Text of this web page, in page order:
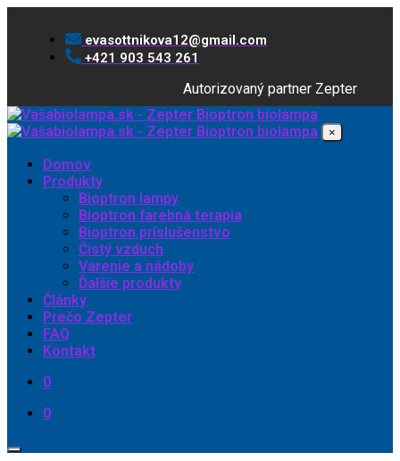
evasottnikova12@gmail.com
+421 903 543 261
Autorizovaný partner Zepter
×
Domov
Produkty
Bioptron lampy
Bioptron farebná terapia
Bioptron príslušenstvo
Čistý vzduch
Varenie a nádoby
Ďalšie produkty
Články
Prečo Zepter
FAQ
Kontakt
0
0